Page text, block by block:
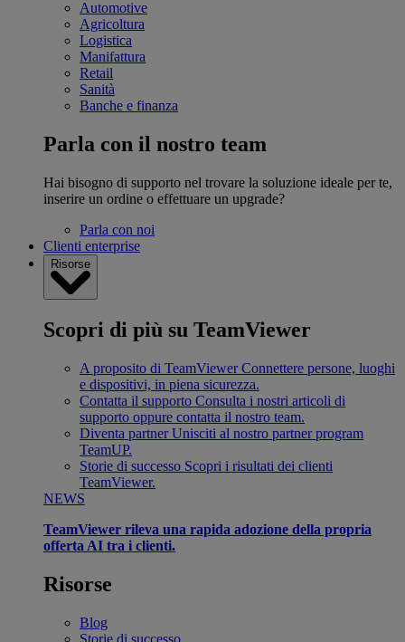
Automotive
Agricoltura
Logistica
Manifattura
Retail
Sanità
Banche e finanza
Parla con il nostro team
Hai bisogno di supporto nel trovare la soluzione ideale per te,
inserire un ordine o effettuare un upgrade?
Parla con noi
Clienti enterprise
Risorse
Scopri di più su TeamViewer
A proposito di TeamViewer Connettere persone, luoghi
e dispositivi, in piena sicurezza.
Contatta il supporto Consulta i nostri articoli di
supporto oppure contatta il nostro team.
Diventa partner Unisciti al nostro partner program
TeamUP.
Storie di successo Scopri i risultati dei clienti
TeamViewer.
NEWS
TeamViewer rileva una rapida adozione della propria
offerta AI tra i clienti.
Risorse
Blog
Storie di successo